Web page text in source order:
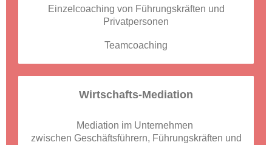
Einzelcoaching von Führungskräften und
Privatpersonen
Teamcoaching
Wirtschafts-Mediation
Mediation im Unternehmen
zwischen Geschäftsführern, Führungskräften und